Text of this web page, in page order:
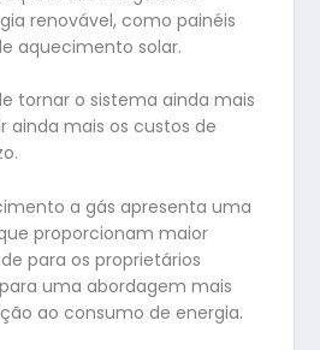
renovável, como painéis
aquecimento solar.
tornar o sistema ainda mais
ainda mais os custos de
a gás apresenta uma
proporcionam maior
para os proprietários
uma abordagem mais
ao consumo de energia.